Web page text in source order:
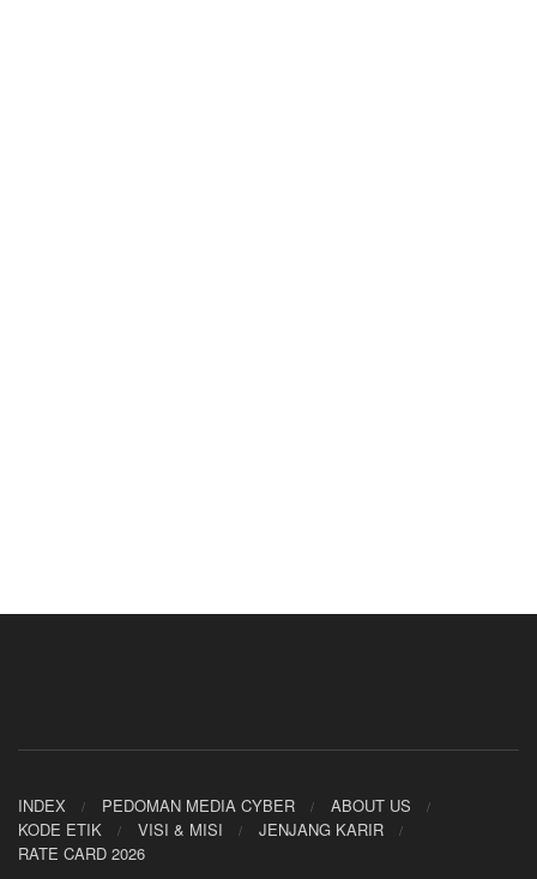
INDEX PEDOMAN MEDIA CYBER
ABOUT US
KODE ETIK
VISI & MISI
JENJANG KARIR
RATE CARD 2026